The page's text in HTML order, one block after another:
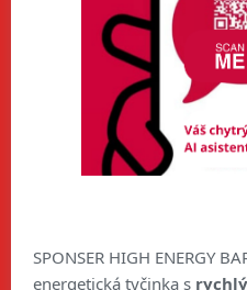
SPONSER HIGH ENERGY
energetická tyčinka s